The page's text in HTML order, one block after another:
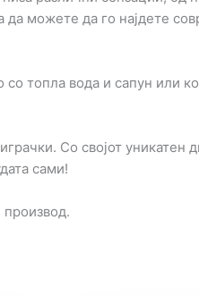
да можете да го најдете
со топла вода и сапун или
Со својот уникатен
сами!